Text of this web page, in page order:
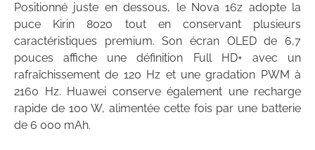
Positionné juste en dessous, le Nova 16z adopte la
puce Kirin 8020 tout en conservant plusieurs
caractéristiques premium. Son écran OLED de 6,7
pouces affiche une définition Full HD+ avec un
rafraîchissement de 120 Hz et une gradation PWM à
2160 Hz. Huawei conserve également une recharge
rapide de 100 W, alimentée cette fois par une batterie
de 6 000 mAh.